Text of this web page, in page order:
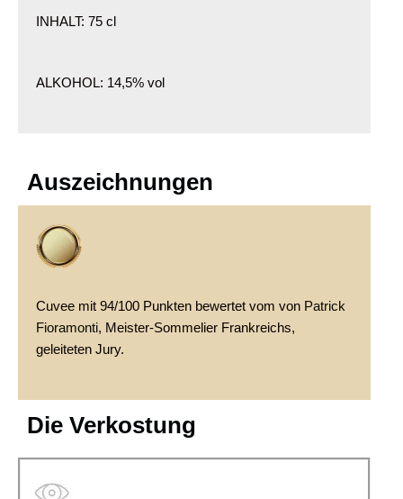
INHALT: 75 cl
ALKOHOL: 14,5% vol
Auszeichnungen
Cuvee mit 94/100 Punkten bewertet vom von Patrick
Fioramonti, Meister-Sommelier Frankreichs,
geleiteten Jury.
Die Verkostung